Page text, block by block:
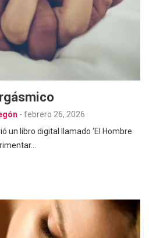
- febrero 26, 2026
un libro digital llamado ‘El Hombre